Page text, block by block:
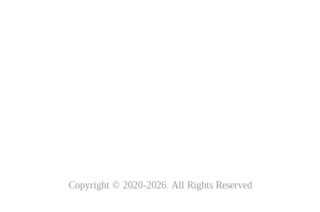
Copyright © 2020-2026. All Rights Reserved